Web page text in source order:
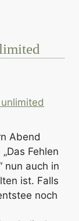
Abend
Fehlen
nun auch in
ist. Falls
noch